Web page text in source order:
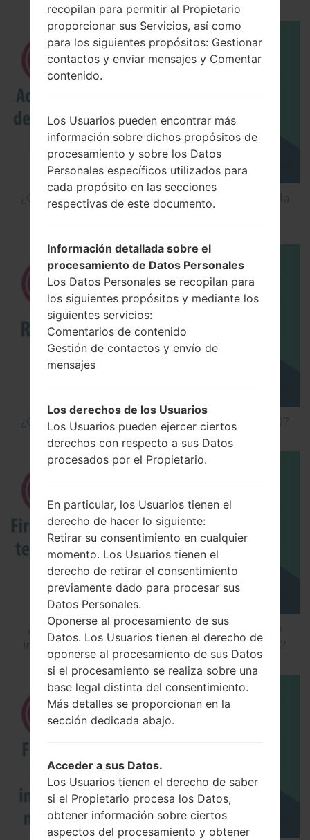
¿Cómo Activar las Opciones de Desarrollador y la
¿Cómo hacer Reinicio Completo en LG G5 H850?
¿Cómo instalar Firmware Oficial en el teléfono
inteligente de LG mediante LG Flash Tool 2014?
recopilan para permitir al Propietario
proporcionar sus Servicios, así como
para los siguientes propósitos: Gestionar
contactos y enviar mensajes y Comentar
contenido.
Los Usuarios pueden encontrar más
información sobre dichos propósitos de
procesamiento y sobre los Datos
Personales específicos utilizados para
cada propósito en las secciones
respectivas de este documento.
Información detallada sobre el
procesamiento de Datos Personales
Los Datos Personales se recopilan para
los siguientes propósitos y mediante los
siguientes servicios:
Comentarios de contenido
Gestión de contactos y envío de
mensajes
Los derechos de los Usuarios
Los Usuarios pueden ejercer ciertos
derechos con respecto a sus Datos
procesados por el Propietario.
En particular, los Usuarios tienen el
derecho de hacer lo siguiente:
Retirar su consentimiento en cualquier
momento. Los Usuarios tienen el
derecho de retirar el consentimiento
previamente dado para procesar sus
Datos Personales.
Oponerse al procesamiento de sus
Datos. Los Usuarios tienen el derecho de
oponerse al procesamiento de sus Datos
si el procesamiento se realiza sobre una
base legal distinta del consentimiento.
Más detalles se proporcionan en la
sección dedicada abajo.
Acceder a sus Datos.
Los Usuarios tienen el derecho de saber
si el Propietario procesa los Datos,
obtener información sobre ciertos
aspectos del procesamiento y obtener